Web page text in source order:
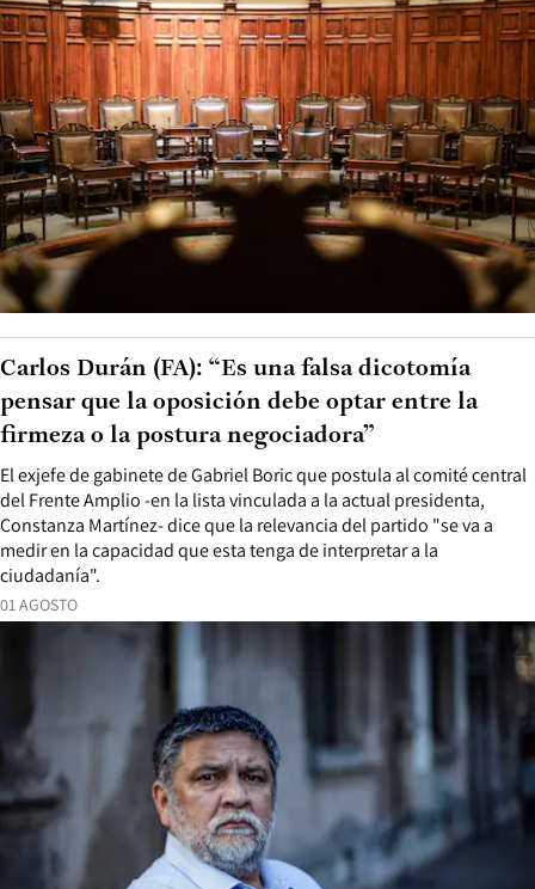
01 AGOSTO
El exjefe de gabinete de Gabriel Boric que postula al comité central
del Frente Amplio -en la lista vinculada a la actual presidenta,
Constanza Martínez- dice que la relevancia del partido "se va a
medir en la capacidad que esta tenga de interpretar a la
ciudadanía".
Carlos Durán (FA): “Es una falsa dicotomía
pensar que la oposición debe optar entre la
firmeza o la postura negociadora”